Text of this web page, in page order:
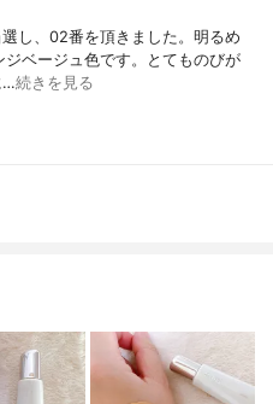
し、02番を頂きました。明るめ
ベージュ色です。とてものびが
…続きを見る